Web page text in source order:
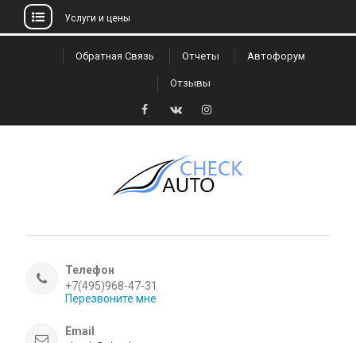
Услуги и цены
Обратная Связь Отчеты Автофорум
Отзывы
Facebook
VK Instagram
Телефон
+7(495)968-47-31
Перезвоните мне
Email